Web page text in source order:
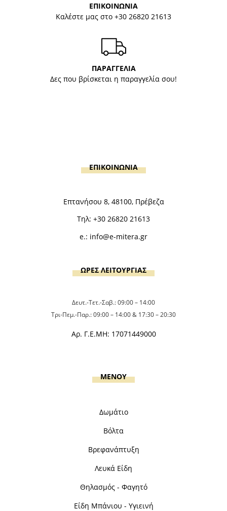
ΕΠΙΚΟΙΝΩΝΙΑ
Καλέστε μας στο +30 26820 21613
ΠΑΡΑΓΓΕΛΙΑ
Δες που βρίσκεται η παραγγελία σου!
ΕΠΙΚΟΙΝΩΝΙΑ
Επτανήσου 8, 48100, Πρέβεζα
Τηλ: +30 26820 21613
e.: info@e-mitera.gr
ΩΡΕΣ ΛΕΙΤΟΥΡΓΙΑΣ
Δευτ.-Τετ.-Σαβ.: 09:00 – 14:00
Τρι-Πεμ.-Παρ.: 09:00 – 14:00 & 17:30 – 20:30
Αρ. Γ.Ε.ΜΗ: 17071449000
MENOY
Δωμάτιο
Βόλτα
Βρεφανάπτυξη
Λευκά Είδη
Θηλασμός - Φαγητό
Είδη Μπάνιου - Υγιεινή